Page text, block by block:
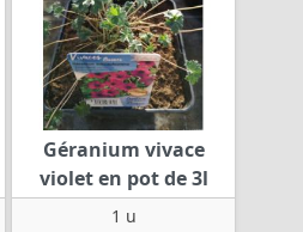
Géranium vivace
violet en pot de 3l
1 u